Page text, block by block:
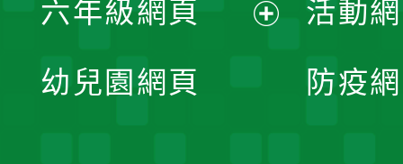
選
開
六年級網頁
幼兒園網頁
活動
防疫